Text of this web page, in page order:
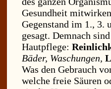
Gesundheit
Gegenstand im 1., 3.
gesagt. Demnach
Hautpflege:
Bäder, Waschungen,
Was den Gebrauch
welche freie Säuren